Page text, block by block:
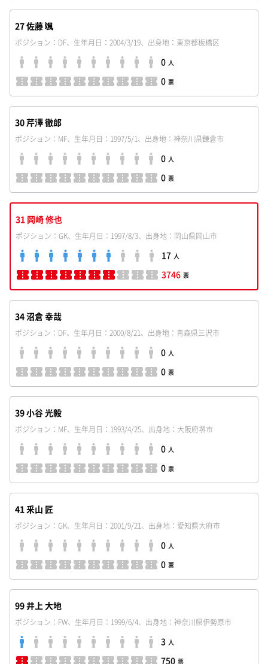
27 佐藤 颯
ポジション：DF、生年月日：2004/3/19、出身地：東京都板橋区
0 人
0 票
30 芹澤 徹郎
ポジション：MF、生年月日：1997/5/1、出身地：神奈川県鎌倉市
0 人
0 票
31 岡崎 修也
ポジション：GK、生年月日：1997/8/3、出身地：岡山県岡山市
17 人
3746 票
34 沼倉 幸哉
ポジション：DF、生年月日：2000/8/21、出身地：青森県三沢市
0 人
0 票
39 小谷 光毅
ポジション：MF、生年月日：1993/4/25、出身地：大阪府堺市
0 人
0 票
41 釆山 匠
ポジション：GK、生年月日：2001/9/21、出身地：愛知県大府市
0 人
0 票
99 井上 大地
ポジション：FW、生年月日：1999/6/4、出身地：神奈川県伊勢原市
3 人
750 票